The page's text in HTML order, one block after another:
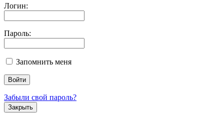
Логин:
Пароль:
Запомнить меня
Забыли свой пароль?
Закрыть